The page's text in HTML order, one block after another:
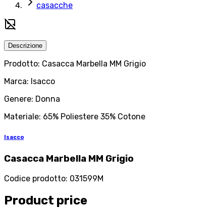
casacche
Descrizione
Prodotto: Casacca Marbella MM Grigio
Marca: Isacco
Genere: Donna
Materiale: 65% Poliestere 35% Cotone
Isacco
Casacca Marbella MM Grigio
Codice prodotto: 031599M
Product price